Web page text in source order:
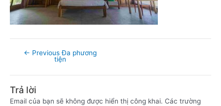
← Previous Đa phương
tiện
Trả lời
Email của bạn sẽ không được hiển thị công khai. Các trường